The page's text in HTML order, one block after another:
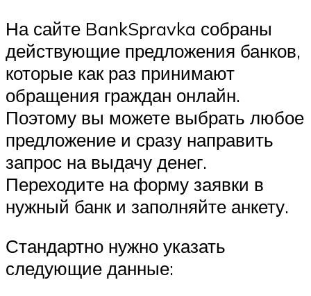
На сайте BankSpravka собраны
действующие предложения банков,
которые как раз принимают
обращения граждан онлайн.
Поэтому вы можете выбрать любое
предложение и сразу направить
запрос на выдачу денег.
Переходите на форму заявки в
нужный банк и заполняйте анкету.
Стандартно нужно указать
следующие данные: